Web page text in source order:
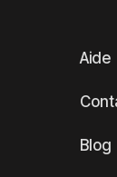
Aide
Blog